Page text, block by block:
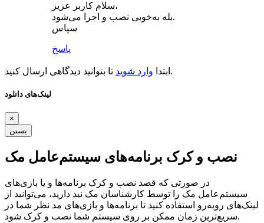
سلام کاربر عزیز،
بله به‌خوبی نصب و اجرا می‌شود.
سپاس
پاسخ
ابتدا وارد شوید تا بتوانید دیدگاهی ارسال کنید.
لینک‌های دانلود
×
بستن
نصب و کرک برنامه‌های سیستم‌عامل مک
در صورتی که قصد نصب و کرک برنامه‌ها و یا بازی‌های
سیستم‌عامل مک را توسط کارشناسان مک نید دارید، می‌توانید از
لینک‌های رو‌به‌رو استفاده کنید تا برنامه‌ها و بازی‌های مد نظر شما در
سریع‌ترین زمان ممکن بر روی سیستم شما نصب و کرک شود.